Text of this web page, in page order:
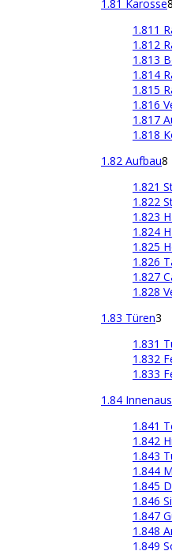
1.81 Karosse8
1.811
1.812
1.813
1.814
1.815
1.816
1.817
1.818
1.82 Aufbau8
1.821
1.822
1.823
1.824
1.825
1.826
1.827
1.828
1.83 Türen3
1.831
1.832
1.833
1.84
1.841
1.842
1.843
1.844
1.845
1.846
1.847
1.848
1.849